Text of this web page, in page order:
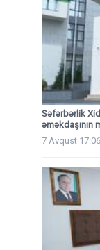
Səfərbərlik
əməkdaşının
7 Avqust 17:06